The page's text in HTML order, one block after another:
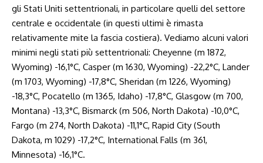
gli Stati Uniti settentrionali, in particolare quelli del settore
centrale e occidentale (in questi ultimi è rimasta
relativamente mite la fascia costiera). Vediamo alcuni valori
minimi negli stati più settentrionali: Cheyenne (m 1872,
Wyoming) -16,1°C, Casper (m 1630, Wyoming) -22,2°C, Lander
(m 1703, Wyoming) -17,8°C, Sheridan (m 1226, Wyoming)
-18,3°C, Pocatello (m 1365, Idaho) -17,8°C, Glasgow (m 700,
Montana) -13,3°C, Bismarck (m 506, North Dakota) -10,0°C,
Fargo (m 274, North Dakota) -11,1°C, Rapid City (South
Dakota, m 1029) -17,2°C, International Falls (m 361,
Minnesota) -16,1°C.